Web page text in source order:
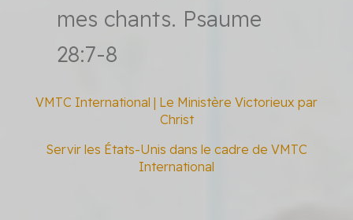
mes chants. Psaume
28:7-8
VMTC International | Le Ministère Victorieux par
Christ
Servir les États-Unis dans le cadre de VMTC
International